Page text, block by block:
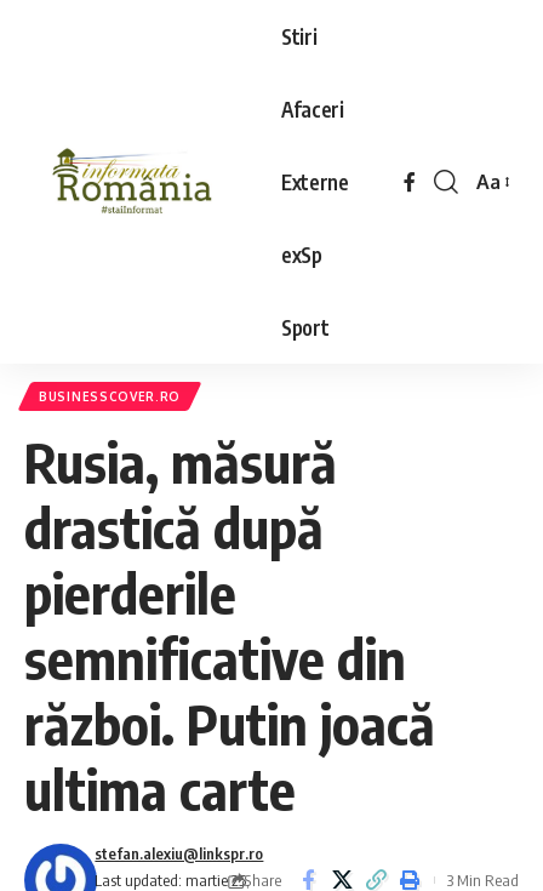
Stiri
Afaceri
Externe
exSp
Sport
Aa
BUSINESSCOVER.RO
Rusia, măsură
drastică după
pierderile
semnificative din
război. Putin joacă
ultima carte
Last updated: martie 25,
stefan.alexiu@linkspr.ro
Share
3 Min Read